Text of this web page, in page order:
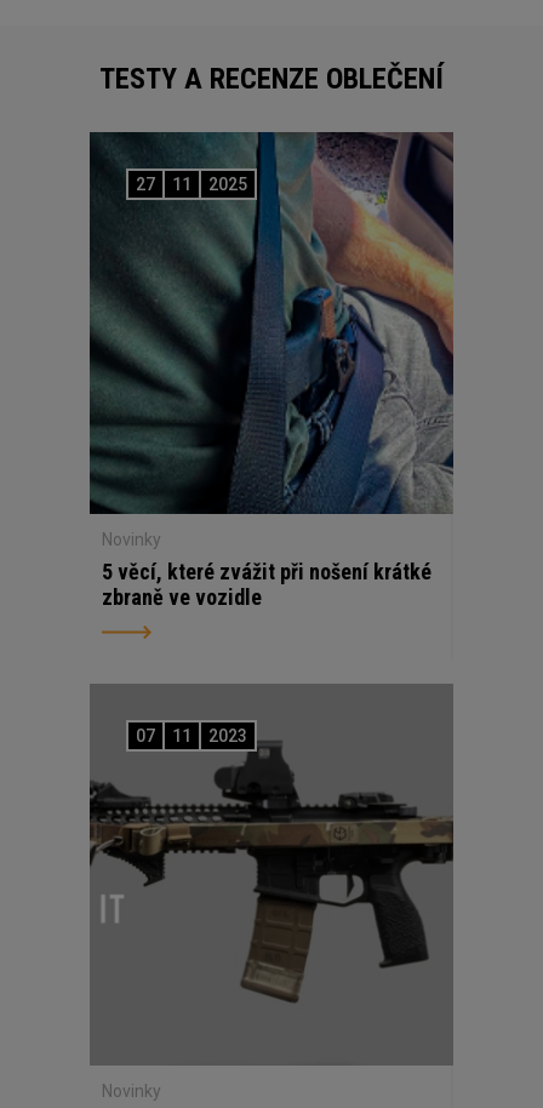
TESTY A RECENZE OBLEČENÍ
27 11 2025
Novinky
5 věcí, které zvážit při nošení krátké
zbraně ve vozidle
07 11 2023
Novinky